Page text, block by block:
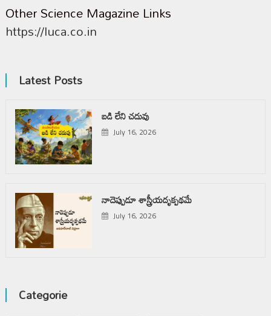
Other Science Magazine Links
https://luca.co.in
Latest Posts
బడి లేని చదువు
July 16, 2026
నాదెప్పుడూ శాస్త్రీయదృక్పథమే
July 16, 2026
Categorie